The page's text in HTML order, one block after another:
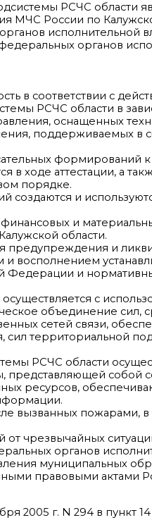
РСЧС области
МЧС России по
исполнительной
органов
в соответствии с
РСЧС области в
оснащенных
поддерживаемых в
в ходе аттестации, а
порядке.
создаются и
и
области.
и
восполнением
Федерации и
с
объединение сил,
сетей связи,
территориальной
РСЧС области
собой
ресурсов,
вызванных пожарами,
чрезвычайных
органов
муниципальных
правовыми актами
2005 г. N 294 в пункт